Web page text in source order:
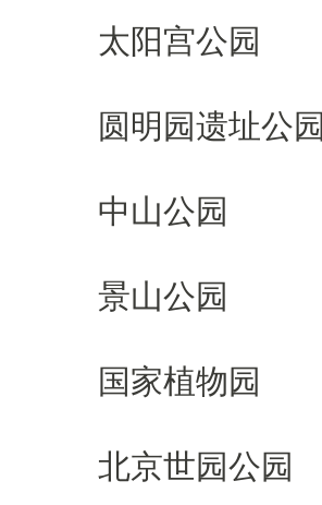
太阳宫公园
圆明园遗址公园
中山公园
景山公园
国家植物园
北京世园公园